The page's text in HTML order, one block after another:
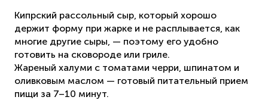
Кипрский рассольный сыр, который хорошо
держит форму при жарке и не расплывается, как
многие другие сыры, — поэтому его удобно
готовить на сковороде или гриле.
Жареный халуми с томатами черри, шпинатом и
оливковым маслом — готовый питательный прием
пищи за 7–10 минут.